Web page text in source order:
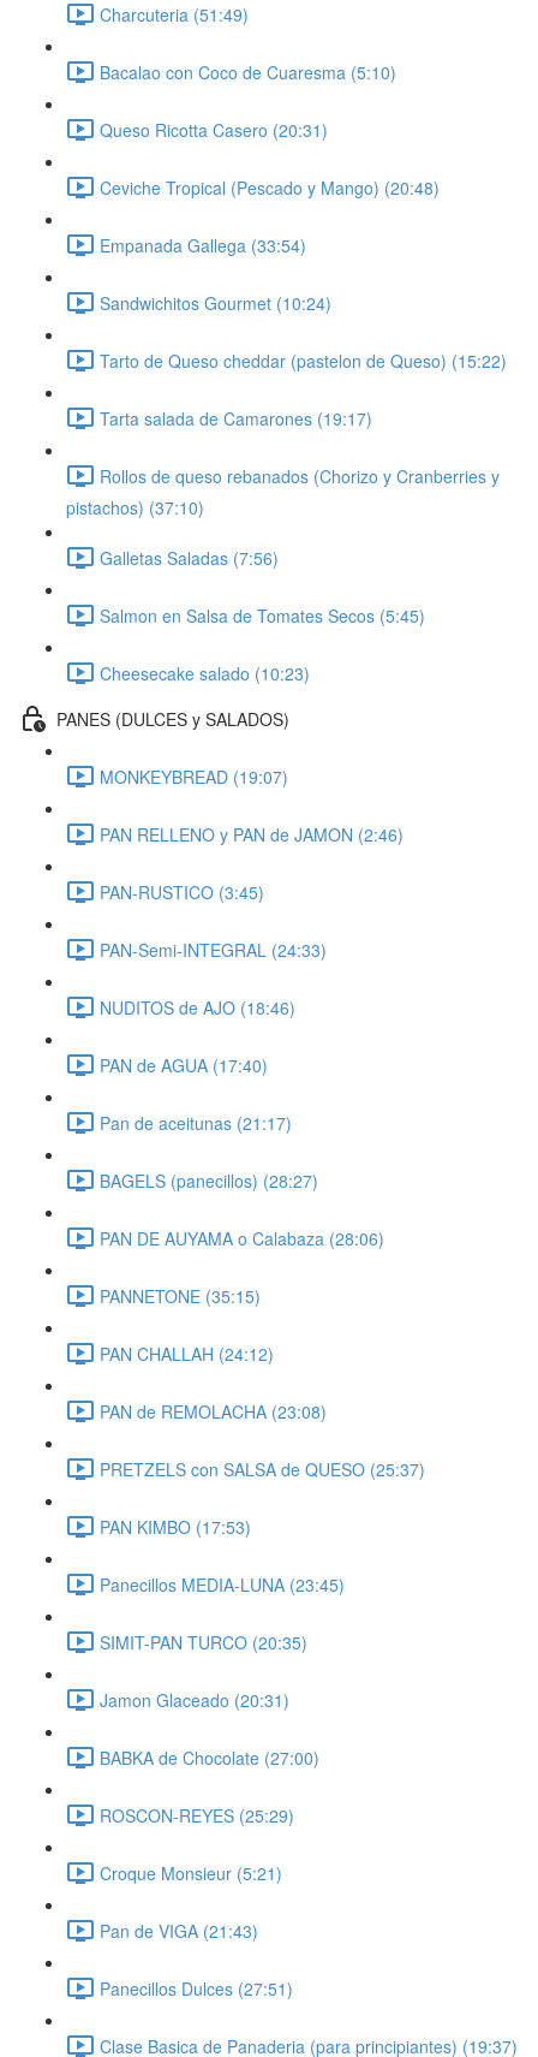
Charcuteria (51:49)
Bacalao con Coco de Cuaresma (5:10)
Queso Ricotta Casero (20:31)
Ceviche Tropical (Pescado y Mango) (20:48)
Empanada Gallega (33:54)
Sandwichitos Gourmet (10:24)
Tarto de Queso cheddar (pastelon de Queso) (15:22)
Tarta salada de Camarones (19:17)
Rollos de queso rebanados (Chorizo y Cranberries y
pistachos) (37:10)
Galletas Saladas (7:56)
Salmon en Salsa de Tomates Secos (5:45)
Cheesecake salado (10:23)
PANES (DULCES y SALADOS)
MONKEYBREAD (19:07)
PAN RELLENO y PAN de JAMON (2:46)
PAN-RUSTICO (3:45)
PAN-Semi-INTEGRAL (24:33)
NUDITOS de AJO (18:46)
PAN de AGUA (17:40)
Pan de aceitunas (21:17)
BAGELS (panecillos) (28:27)
PAN DE AUYAMA o Calabaza (28:06)
PANNETONE (35:15)
PAN CHALLAH (24:12)
PAN de REMOLACHA (23:08)
PRETZELS con SALSA de QUESO (25:37)
PAN KIMBO (17:53)
Panecillos MEDIA-LUNA (23:45)
SIMIT-PAN TURCO (20:35)
Jamon Glaceado (20:31)
BABKA de Chocolate (27:00)
ROSCON-REYES (25:29)
Croque Monsieur (5:21)
Pan de VIGA (21:43)
Panecillos Dulces (27:51)
Clase Basica de Panaderia (para principiantes) (19:37)